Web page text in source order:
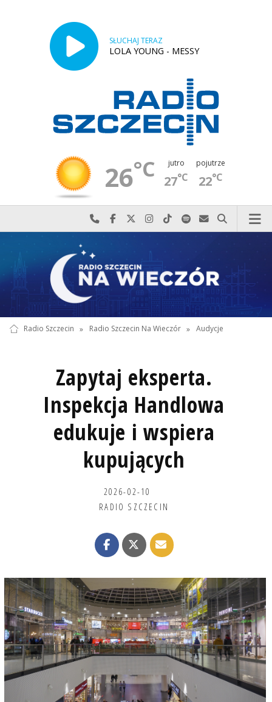
SŁUCHAJ TERAZ
LOLA YOUNG - MESSY
26°C jutro
27°C
pojutrze
22°C
Najlepiej po prostu do nas zadzwoń
Odwiedź nas na Facebook-u
Odwiedź nas na X
Odwiedź nas na Instagram-ie
Odwiedź nas na TikTok-u
Szukaj nas na Spotify
Wyślij do nas
Szukaj
Radio Szczecin » Radio Szczecin Na Wieczór » Audycje
Zapytaj eksperta.
Inspekcja Handlowa
edukuje i wspiera
kupujących
2026-02-10
RADIO SZCZECIN